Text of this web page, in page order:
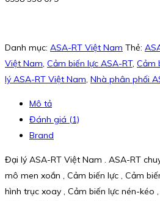
Danh mục: ASA-RT Việt Nam Thẻ:
Việt Nam Cảm biến lực ASA-RT, Cảm
lý ASA-RT Việt Nam Nhà phân phối
Mô tả
Đánh giá (1)
Brand
Đại lý ASA-RT Việt Nam . ASA-RT
mô men xoắn , Cảm biến lực , Cảm
hình trục xoay , Cảm biến lực nén-kéo